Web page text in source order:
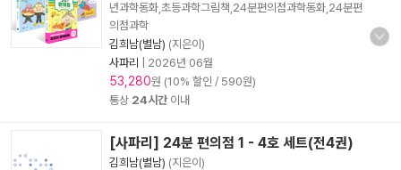
년과학동화,초등과학그림책,24분편의점과학동화,24분편
의점과학
김희남(별남) (지은이)
사파리
2026년 06월
53,280원 (10% 할인 / 590원)
통상 24시간이내
[사파리] 24분 편의점 1 - 4호 세트(전4권)
김희남(별남) (지은이)